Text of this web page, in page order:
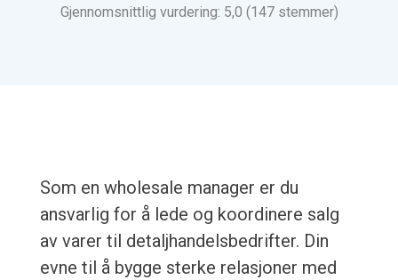
Gjennomsnittlig vurdering: 5,0 (147 stemmer)
Som en wholesale manager er du
ansvarlig for å lede og koordinere salg
av varer til detaljhandelsbedrifter. Din
evne til å bygge sterke relasjoner med